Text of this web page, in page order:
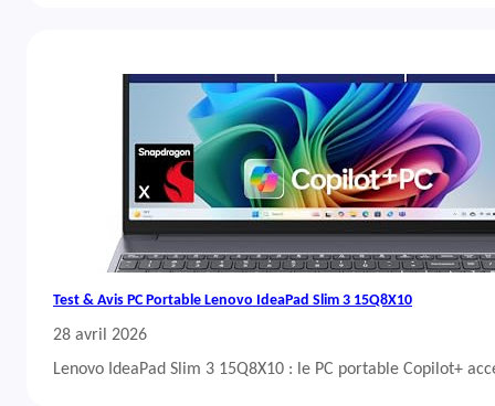
Test & Avis PC Portable Lenovo IdeaPad Slim 3 15Q8X10
28 avril 2026
Lenovo IdeaPad Slim 3 15Q8X10 : le PC portable Copilot+